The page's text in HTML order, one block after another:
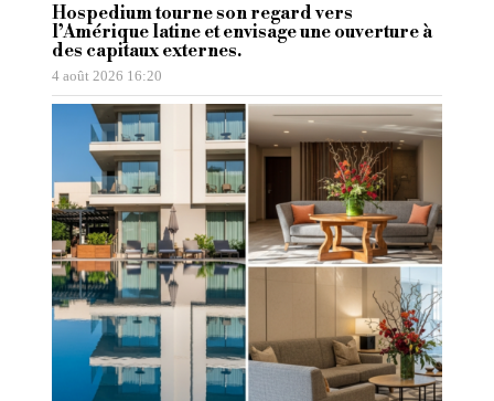
Hospedium tourne son regard vers
l’Amérique latine et envisage une ouverture à
des capitaux externes.
4 août 2026 16:20